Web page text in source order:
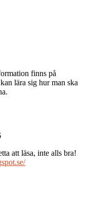
finns på
lära sig hur man ska
att läsa, inte alls bra!